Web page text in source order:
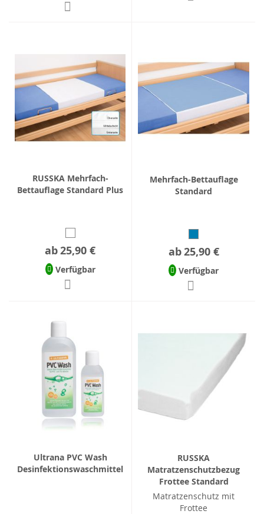
RUSSKA Mehrfach-
Bettauflage Standard Plus
ab25,90 €
Verfügbar
Mehrfach-Bettauflage
Standard
ab25,90 €
Verfügbar
Ultrana PVC Wash
Desinfektionswaschmittel
RUSSKA
Matratzenschutzbezug
Frottee Standard
Matratzenschutz mit
Frottee